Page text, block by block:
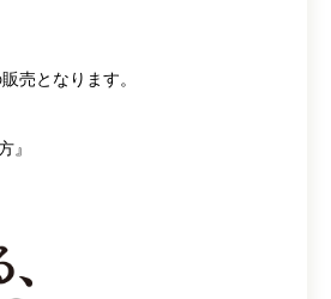
売となります。
』